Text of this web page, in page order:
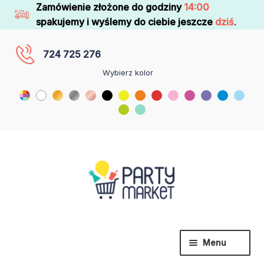
Zamówienie złożone do godziny 14:00
spakujemy i wyślemy do ciebie jeszcze dziś.
724 725 276
Wybierz kolor
Menu